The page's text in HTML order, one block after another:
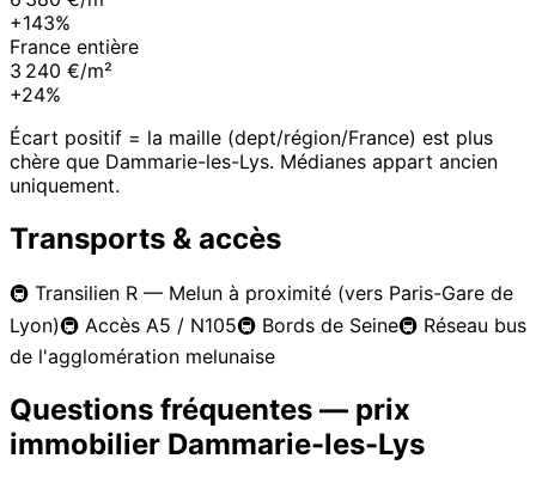
+143%
France entière
3 240 €/m²
+24%
Écart positif = la maille (dept/région/France) est plus
chère que Dammarie-les-Lys. Médianes appart ancien
uniquement.
Transports & accès
🚇 Transilien R — Melun à proximité (vers Paris-Gare de
Lyon)🚇 Accès A5 / N105🚇 Bords de Seine🚇 Réseau bus
de l'agglomération melunaise
Questions fréquentes — prix
immobilier Dammarie-les-Lys